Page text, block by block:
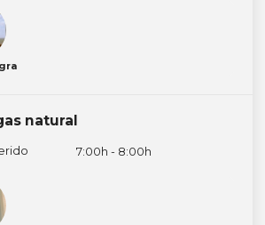
natural
7:00h - 8:00h